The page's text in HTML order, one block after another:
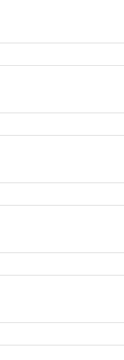
de calor:
da
sempre